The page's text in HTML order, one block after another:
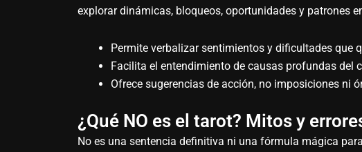
explorar dinámicas, bloqueos, oportunidades y patrones
Permite verbalizar sentimientos y dificultades que
Facilita el entendimiento de causas profundas del
Ofrece sugerencias de acción, no imposiciones ni
¿Qué NO es el tarot? Mitos y
No es una sentencia definitiva ni una fórmula mágica